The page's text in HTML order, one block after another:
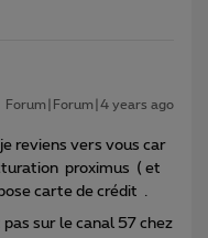
Forum|Forum|4 years ago
je reviens vers vous car
proximus ( et
carte de crédit .
sur le canal 57 chez